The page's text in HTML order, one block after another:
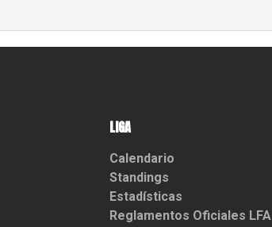
LIGA
Calendario
Standings
Estadísticas
Reglamentos Oficiales LFA